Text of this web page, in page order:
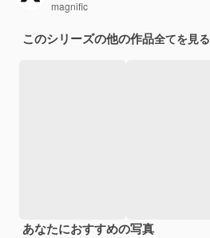
magnific
このシリーズの他の作品全てを見る
あなたにおすすめの写真